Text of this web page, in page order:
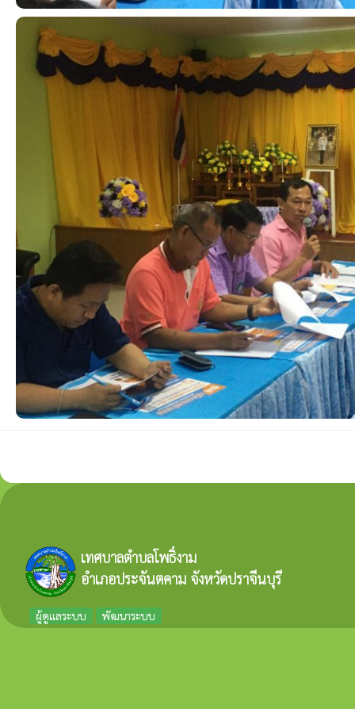
เทศบาลตำบลโพธิ์งาม
อำเภอประจันตคาม จังหวัดปราจีนบุรี
ผู้ดูแลระบบ พัฒนาระบบ